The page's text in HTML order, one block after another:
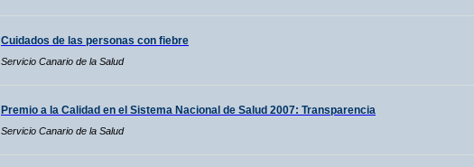
Cuidados de las personas con fiebre
Servicio Canario de la Salud
Premio a la Calidad en el Sistema Nacional de Salud 2007: Transparencia
Servicio Canario de la Salud